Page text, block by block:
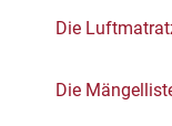
Die
Die